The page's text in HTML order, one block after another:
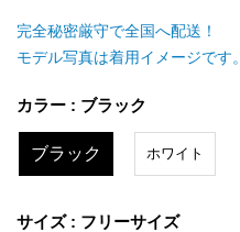
完全秘密厳守で全国へ配送！
モデル写真は着用イメージです。
カラー : ブラック
ブラック ホワイト
サイズ : フリーサイズ